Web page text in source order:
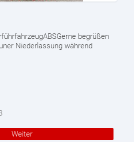
begrüßen
Niederlassung während
Weiter